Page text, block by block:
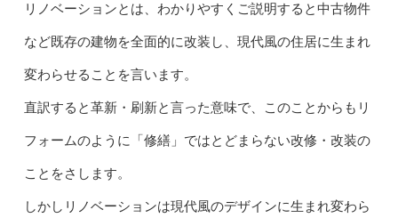
リノベーションとは、わかりやすくご説明すると中古物件
など既存の建物を全面的に改装し、現代風の住居に生まれ
変わらせることを言います。
直訳すると革新・刷新と言った意味で、このことからもリ
フォームのように「修繕」ではとどまらない改修・改装の
ことをさします。
しかしリノベーションは現代風のデザインに生まれ変わら